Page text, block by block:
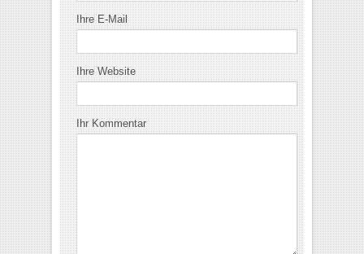
Ihre E-Mail
Ihre Website
Ihr Kommentar